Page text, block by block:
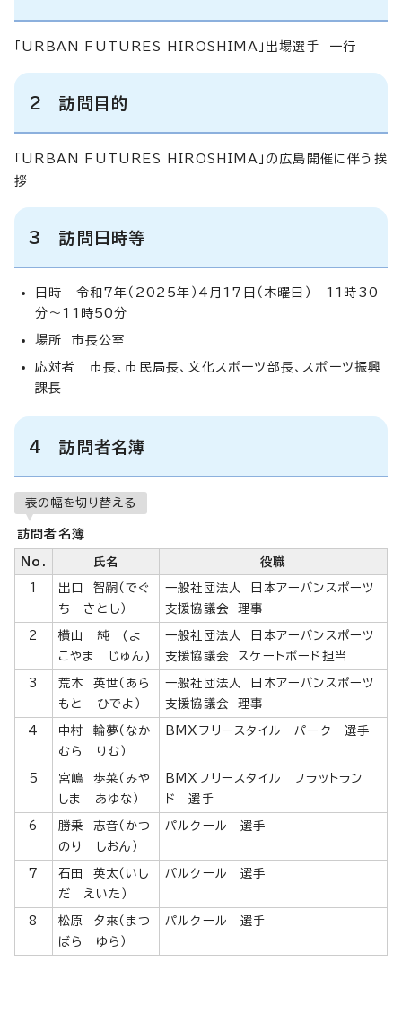
「URBAN FUTURES HIROSHIMA」出場選手 一行
2 訪問目的
「URBAN FUTURES HIROSHIMA」の広島開催に伴う挨
拶
3 訪問日時等
日時 令和7年（2025年）4月17日（木曜日） 11時30
分～11時50分
場所 市長公室
応対者 市長、市民局長、文化スポーツ部長、スポーツ振興
課長
4 訪問者名簿
表の幅を切り替える
訪問者名簿
No. 氏名 役職
1
出口 智嗣（でぐ
ち さとし）
一般社団法人 日本アーバンスポーツ
支援協議会 理事
2
横山 純 (よ
こやま じゅん)
一般社団法人 日本アーバンスポーツ
支援協議会 スケートボード担当
3
荒本 英世（あら
もと ひでよ）
一般社団法人 日本アーバンスポーツ
支援協議会 理事
4
中村 輪夢（なか
むら りむ）
BMXフリースタイル パーク 選手
5
宮嶋 歩菜（みや
しま あゆな）
BMXフリースタイル フラットラン
ド 選手
6
勝乗 志音（かつ
のり しおん）
パルクール 選手
7
石田 英太（いし
だ えいた）
パルクール 選手
8
松原 夕來（まつ
ばら ゆら）
パルクール 選手